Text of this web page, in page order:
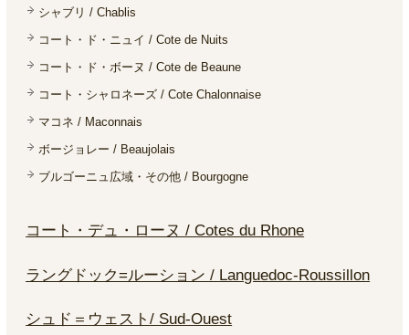
シャブリ / Chablis
コート・ド・ニュイ / Cote de Nuits
コート・ド・ボーヌ / Cote de Beaune
コート・シャロネーズ / Cote Chalonnaise
マコネ / Maconnais
ボージョレー / Beaujolais
ブルゴーニュ広域・その他 / Bourgogne
コート・デュ・ローヌ / Cotes du Rhone
ラングドック=ルーション / Languedoc-Roussillon
シュド＝ウェスト/ Sud-Ouest